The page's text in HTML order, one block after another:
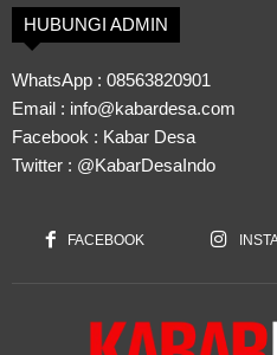
HUBUNGI ADMIN
WhatsApp : 08563820901
Email : info@kabardesa.com
Facebook : Kabar Desa
Twitter : @KabarDesaIndo
FACEBOOK